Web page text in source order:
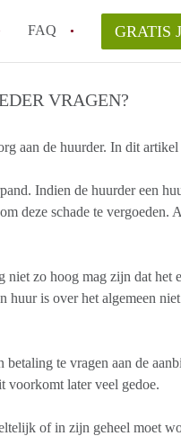
FAQ
van KamerAmersfoort?
voor de aangeboden
GRATIS
VRAGEN?
aan de huurder. In dit
Indien de huurder een
deze schade te vergoeden.
zo hoog mag zijn dat het
huur is over het algemeen
te vragen aan de
voorkomt later veel gedoe.
of in zijn geheel moet